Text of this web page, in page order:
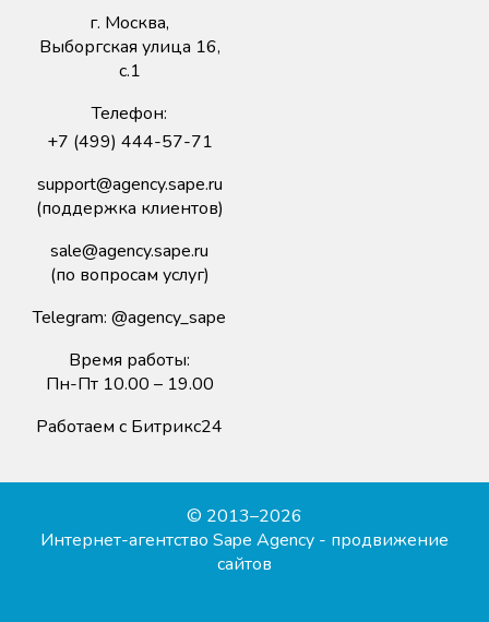
г. Москва,
Выборгская улица 16,
с.1
Телефон:
+7 (499) 444-57-71
support@agency.sape.ru
(поддержка клиентов)
sale@agency.sape.ru
(по вопросам услуг)
Telegram: @agency_sape
Время работы:
Пн-Пт 10.00 – 19.00
Работаем с Битрикс24
© 2013–2026
Интернет-агентство Sape Agency - продвижение
сайтов